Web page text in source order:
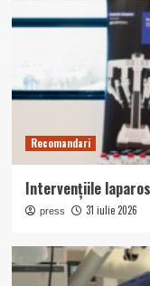
Recomandari
Intervențiile
press 31 iulie 2026